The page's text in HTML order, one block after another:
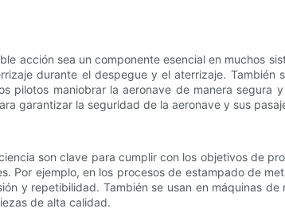
acción sea un componente esencial en muchos
durante el despegue y el aterrizaje. También
pilotos maniobrar la aeronave de manera segura
garantizar la seguridad de la aeronave y sus
son clave para cumplir con los objetivos de
Por ejemplo, en los procesos de estampado de
y repetibilidad. También se usan en máquinas de
de alta calidad.